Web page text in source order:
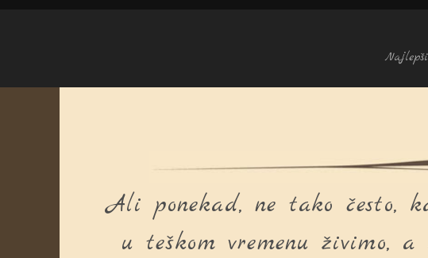
Ali ponekad, ne tako često,
u teškom vremenu živimo,